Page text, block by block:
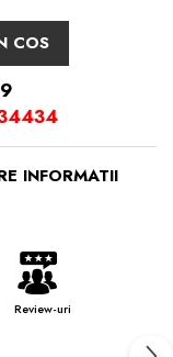
COS
INFORMATII
Review-uri